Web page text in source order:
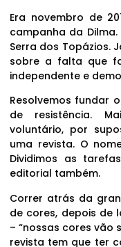
Era novembro de
campanha da Dilma.
Serra dos Topázios.
sobre a falta que
independente e
Resolvemos fundar
de resistência.
voluntário, por
uma revista. O
Dividimos as
editorial também.
Correr atrás da
de cores, depois de
– “nossas cores vão
revista tem que ter